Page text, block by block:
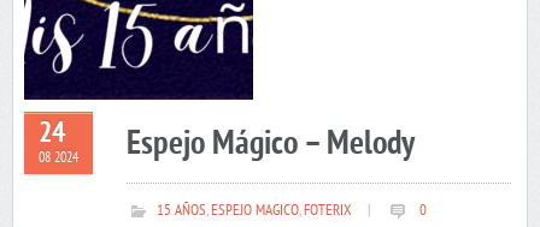
24
08 2024 Espejo Mágico – Melody
15 AÑOS,ESPEJO MAGICO,FOTERIX 0